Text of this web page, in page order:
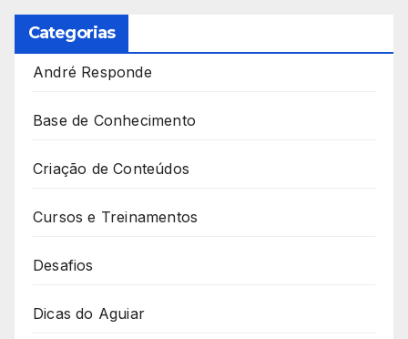
Categorias
André Responde
Base de Conhecimento
Criação de Conteúdos
Cursos e Treinamentos
Desafios
Dicas do Aguiar